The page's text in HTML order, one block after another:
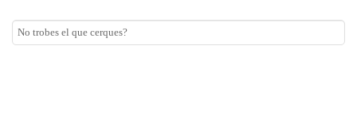
a la diversitat sexual, la identitat i l’expressió de gènere i la prevenció
de la violència masclista.